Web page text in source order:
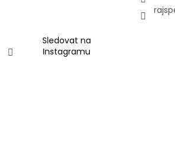
Sledovat na
Instagramu